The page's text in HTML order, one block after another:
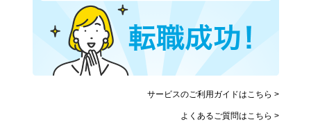
相鉄新横浜線
東急新横浜線
サービスのご利用ガイドはこちら >
よくあるご質問はこちら >